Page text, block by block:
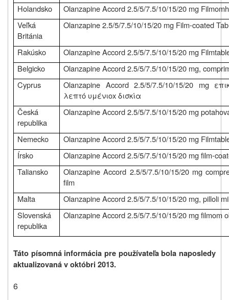
Holandsko
Olanzapine Accord 2.5/5/7.5/10/15/20 mg
Veľká
Británia
Olanzapine 2.5/5/7.5/10/15/20 mg Film-coated
Rakúsko
Olanzapine Accord 2.5/5/7.5/10/15/20 mg
Belgicko
Olanzapine Accord 2.5/5/7.5/10/15/20 mg,
Cyprus
Olanzapine Accord 2.5/5/7.5/10/15/20 mg
λεπτό υμένιοx δισκία
Česká
republika
Olanzapine Accord 2.5/5/7.5/10/15/20 mg
Nemecko
Olanzapine Accord 2.5/5/7.5/10/15/20 mg
Írsko
Olanzapine Accord 2.5/5/7.5/10/15/20 mg film-
Taliansko
Olanzapine Accord 2.5/5/7.5/10/15/20 mg
film
Malta
Olanzapine Accord 2.5/5/7.5/10/15/20 mg, pilloli
Slovenská
republika
Olanzapine Accord 2.5/5/7.5/10/15/20 mg filmom
Táto písomná informácia pre používateľa bola naposledy
aktualizovaná v októbri 2013.
6